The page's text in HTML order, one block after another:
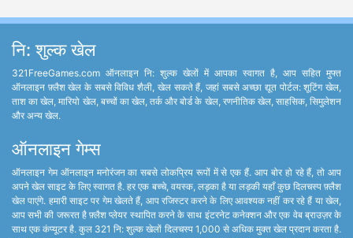
नि: शुल्क खेल
321FreeGames.com ऑनलाइन नि: शुल्क खेलों में आपका स्वागत है, आप सहित मुफ्त
ऑनलाइन फ़्लैश खेल के सबसे विविध शैली, खेल सकते हैं, जहां सबसे अच्छा द्यूत पोर्टल: शूटिंग खेल,
ताश का खेल, मारियो खेल, बच्चों का खेल, तर्क और बोर्ड के खेल, रणनीतिक खेल, साहसिक, सिमुलेशन
और अन्य खेल.
ऑनलाइन गेम्स
ऑनलाइन गेम ऑनलाइन मनोरंजन का सबसे लोकप्रिय रूपों में से एक हैं. आप बोर हो रहे हैं, तो आप
अपने खेल साइट के लिए स्वागत है. हर एक बच्चे, वयस्क, लड़का है या लड़की यहाँ कुछ दिलचस्प फ़्लैश
खेल पाएंगे. हमारी साइट पर गेम खेलते हैं, आप रजिस्टर करने के लिए आवश्यक नहीं कर रहे हैं या खेल,
आप सभी की जरूरत है फ़्लैश प्लेयर स्थापित करने के साथ इंटरनेट कनेक्शन और एक वेब ब्राउज़र के
साथ एक कंप्यूटर है. कुल 321 नि: शुल्क खेलों दिलचस्प 1,000 से अधिक मुक्त खेल प्रदान करता है.